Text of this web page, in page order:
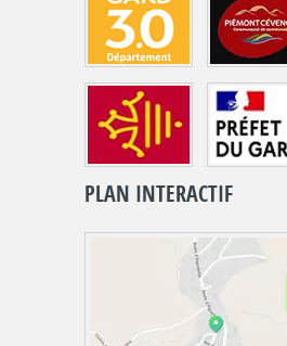
PLAN INTERACTIF